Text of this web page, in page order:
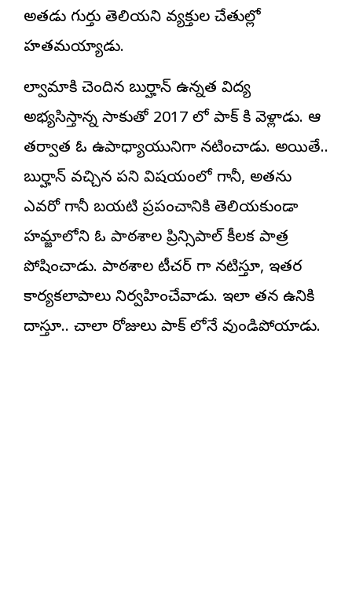
అతడు గుర్తు తెలియని వ్యక్తుల చేతుల్లో
హతమయ్యాడు.
పుల్వామాకి చెందిన బుర్హాన్ ఉన్నత విద్య
అభ్యసిస్తాన్న సాకుతో 2017 లో పాక్ కి వెళ్లాడు. ఆ
తర్వాత ఓ ఉపాధ్యాయునిగా నటించాడు. అయితే..
బుర్హాన్ వచ్చిన పని విషయంలో గానీ, అతను
ఎవరో గానీ బయటి ప్రపంచానికి తెలియకుండా
హమ్జాలోని ఓ పాఠశాల ప్రిన్సిపాల్ కీలక పాత్ర
పోషించాడు. పాఠశాల టీచర్ గా నటిస్తూ, ఇతర
కార్యకలాపాలు నిర్వహించేవాడు. ఇలా తన ఉనికి
దాస్తూ.. చాలా రోజులు పాక్ లోనే వుండిపోయాడు.